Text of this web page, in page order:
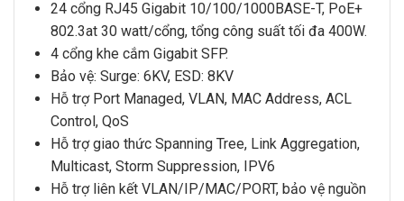
24 cổng RJ45 Gigabit 10/100/1000BASE-T, PoE+
802.3at 30 watt/cổng, tổng công suất tối đa 400W.
4 cổng khe cắm Gigabit SFP.
Bảo vệ: Surge: 6KV, ESD: 8KV
Hỗ trợ Port Managed, VLAN, MAC Address, ACL
Control, QoS
Hỗ trợ giao thức Spanning Tree, Link Aggregation,
Multicast, Storm Suppression, IPV6
Hỗ trợ liên kết VLAN/IP/MAC/PORT, bảo vệ nguồn